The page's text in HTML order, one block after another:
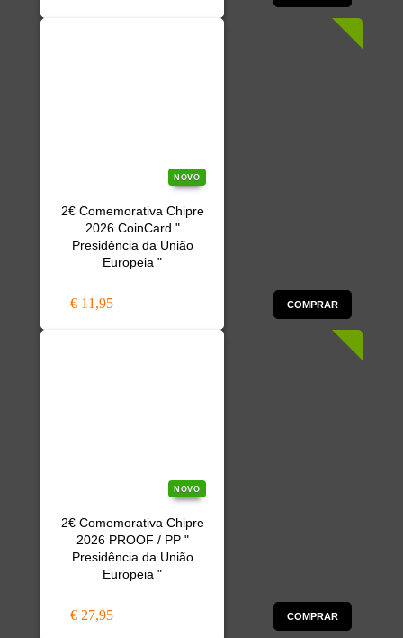
NOVO
2€ Comemorativa Chipre
2026 CoinCard "
Presidência da União
Europeia "
€ 11,95 COMPRAR
NOVO
2€ Comemorativa Chipre
2026 PROOF / PP "
Presidência da União
Europeia "
€ 27,95 COMPRAR